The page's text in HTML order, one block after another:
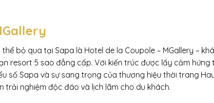
bỏ qua tại Sapa là Hotel de la Coupole – MGallery –
resort 5 sao đẳng cấp. Với kiến trúc được lấy cảm hứng
số Sapa và sự sang trọng của thương hiệu thời trang
trải nghiệm độc đáo và lịch lãm cho du khách.